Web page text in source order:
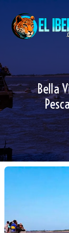
contenido
Bella